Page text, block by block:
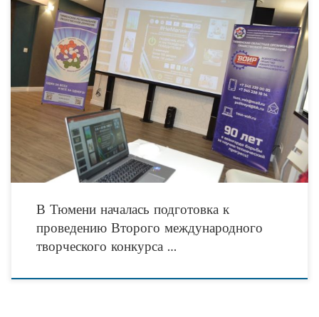
29 октября 2021 года в конференц-зале тюменского медицинского центра
«Главное здоровье» прошла первая встреча участников оргкомитета по
подготовке и проведению второго Международного творческого конкурса
#НеМагия.
В Тюмени началась подготовка к
проведению Второго международного
творческого конкурса …